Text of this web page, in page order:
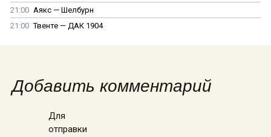
21:00 Аякс — Шелбурн
21:00 Твенте — ДАК 1904
Добавить комментарий
Для
отправки